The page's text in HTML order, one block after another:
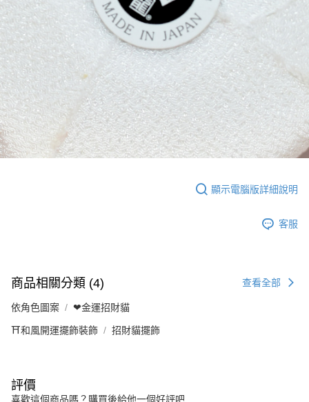
顯示電腦版詳細說明
客服
商品相關分類 (4) 查看全部
依角色圖案 ❤金運招財貓
⛩️和風開運擺飾裝飾 招財貓擺飾
評價
喜歡這個商品嗎？購買後給他一個好評吧